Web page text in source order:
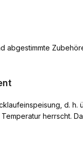
abgestimmte
d.
herrscht.